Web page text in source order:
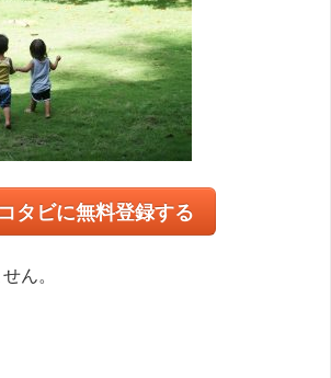
タビに無料登録する
ん。